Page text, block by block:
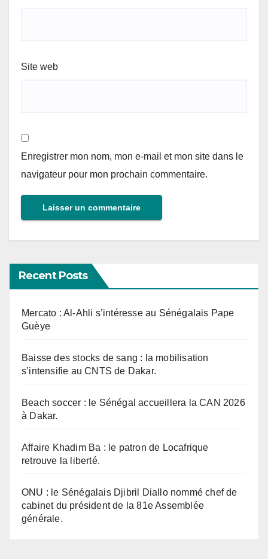
Site web
Enregistrer mon nom, mon e-mail et mon site dans le
navigateur pour mon prochain commentaire.
Recent Posts
Mercato : Al-Ahli s’intéresse au Sénégalais Pape
Guèye
Baisse des stocks de sang : la mobilisation
s’intensifie au CNTS de Dakar.
Beach soccer : le Sénégal accueillera la CAN 2026
à Dakar.
Affaire Khadim Ba : le patron de Locafrique
retrouve la liberté.
ONU : le Sénégalais Djibril Diallo nommé chef de
cabinet du président de la 81e Assemblée
générale.